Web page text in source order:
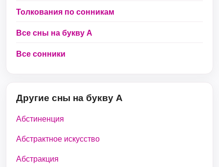
Толкования по сонникам
Все сны на букву А
Все сонники
Другие сны на букву А
Абстиненция
Абстрактное искусство
Абстракция